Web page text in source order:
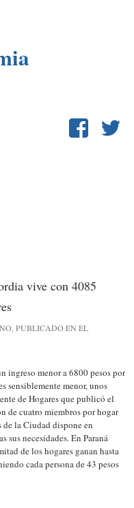
vive con 4085
PUBLICADO EN EL
ingreso menor a 6800 pesos por
sensiblemente menor, unos
de Hogares que publicó el
de cuatro miembros por hogar
de la Ciudad dispone en
sus necesidades. En Paraná
de los hogares ganan hasta
cada persona de 43 pesos